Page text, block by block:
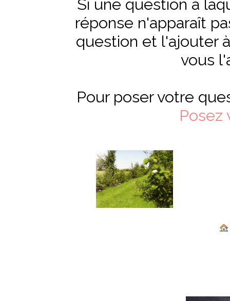
Si une question à
réponse n'apparaît
question et l'ajouter
vous
Pour poser votre
Posez